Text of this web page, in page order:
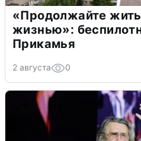
«Продолжайте
жизнью»:
Прикамья
2 августа 0